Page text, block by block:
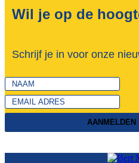
Wil je op de
Schrijf je in voor onze
AANMELDEN